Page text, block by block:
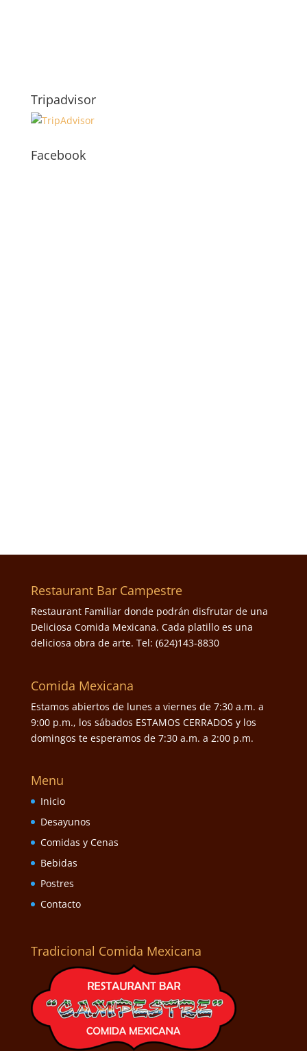
Tripadvisor
Facebook
Restaurant Bar Campestre
Restaurant Familiar donde podrán disfrutar de una
Deliciosa Comida Mexicana. Cada platillo es una
deliciosa obra de arte. Tel: (624)143-8830
Comida Mexicana
Estamos abiertos de lunes a viernes de 7:30 a.m. a
9:00 p.m., los sábados ESTAMOS CERRADOS y los
domingos te esperamos de 7:30 a.m. a 2:00 p.m.
Menu
Inicio
Desayunos
Comidas y Cenas
Bebidas
Postres
Contacto
Tradicional Comida Mexicana